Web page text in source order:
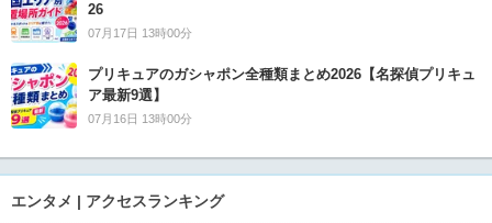
26
07月17日 13時00分
プリキュアのガシャポン全種類まとめ2026【名探偵プリキュ
ア最新9選】
07月16日 13時00分
エンタメ | アクセスランキング